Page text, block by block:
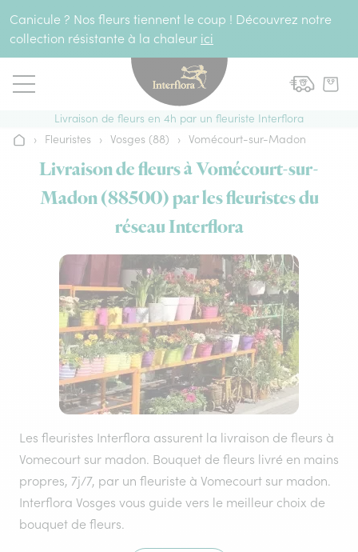
Canicule ? Nos fleurs tiennent le coup ! Découvrez notre
collection résistante à la chaleur ici
Livraison de fleurs en 4h par un fleuriste Interflora
Accueil
› Fleuristes › Vosges (88) › Vomécourt-sur-Madon
Livraison de fleurs à Vomécourt-sur-
Madon (88500) par les fleuristes du
réseau Interflora
Les fleuristes Interflora assurent la livraison de fleurs à
Vomecourt sur madon. Bouquet de fleurs livré en mains
propres, 7j/7, par un fleuriste à Vomecourt sur madon.
Interflora Vosges vous guide vers le meilleur choix de
bouquet de fleurs.